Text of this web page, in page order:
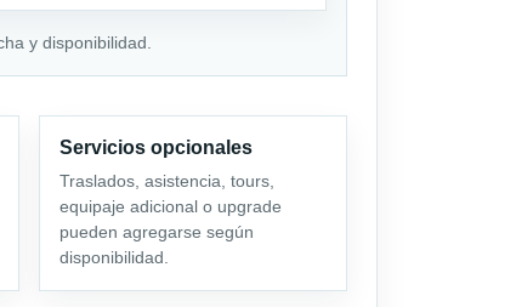
y disponibilidad.
Servicios opcionales
Traslados, asistencia, tours,
equipaje adicional o upgrade
pueden agregarse según
disponibilidad.